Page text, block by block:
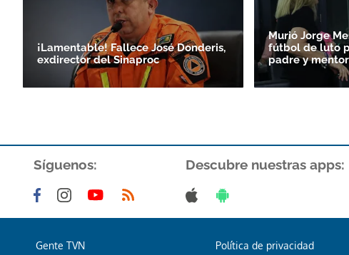
¡Lamentable! Fallece José Donderis,
exdirector del Sinaproc
Murió Jorge
fútbol de luto
padre y
Síguenos: Descubre nuestras apps:
Gente TVN Política de privacidad